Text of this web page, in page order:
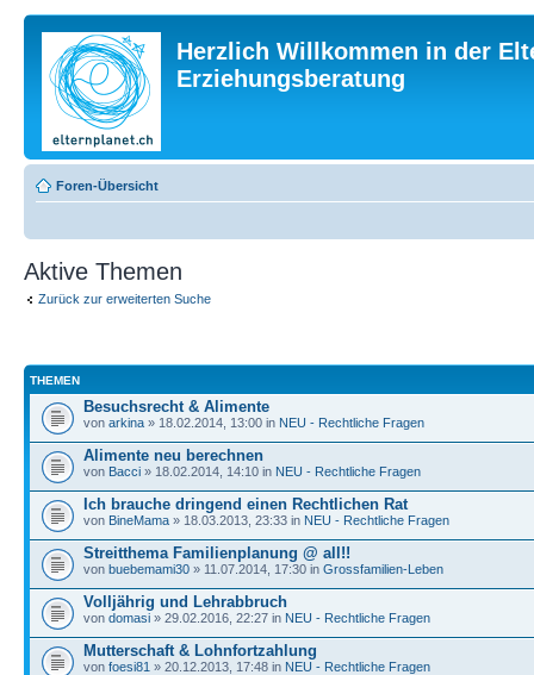
Herzlich Willkommen in der
Erziehungsberatung
Foren-Übersicht
Aktive Themen
Zurück zur erweiterten Suche
THEMEN
Besuchsrecht & Alimente
von arkina » 18.02.2014, 13:00 in NEU - Rechtliche Fragen
Alimente neu berechnen
von Bacci » 18.02.2014, 14:10 in NEU - Rechtliche Fragen
Ich brauche dringend einen Rechtlichen Rat
von BineMama » 18.03.2013, 23:33 in NEU - Rechtliche Fragen
Streitthema Familienplanung @ all!!
von buebemami30 » 11.07.2014, 17:30 in Grossfamilien-Leben
Volljährig und Lehrabbruch
von domasi » 29.02.2016, 22:27 in NEU - Rechtliche Fragen
Mutterschaft & Lohnfortzahlung
von foesi81 » 20.12.2013, 17:48 in NEU - Rechtliche Fragen